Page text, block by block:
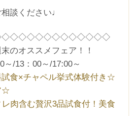
談ください♩
のオススメフェア！！
～/13：00～/17:00～
試食×チャペル挙式体験付き☆
☆
レ肉含む贅沢3品試食付！美食